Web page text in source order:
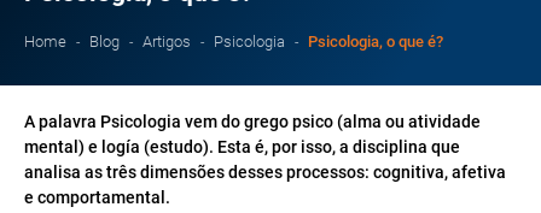
Home Blog Artigos Psicologia Psicologia, o que é?
A palavra Psicologia vem do grego psico (alma ou atividade
mental) e logía (estudo). Esta é, por isso, a disciplina que
analisa as três dimensões desses processos: cognitiva, afetiva
e comportamental.